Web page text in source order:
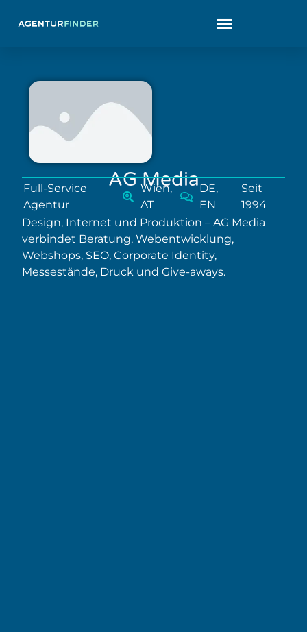
AG Media
Full-Service
Agentur
Wien,
AT
DE,
EN
Seit
1994
Design, Internet und Produktion – AG Media
verbindet Beratung, Webentwicklung,
Webshops, SEO, Corporate Identity,
Messestände, Druck und Give-aways.